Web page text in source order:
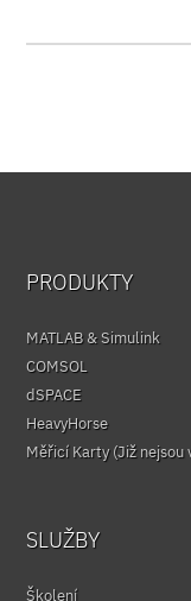
PRODUKTY
MATLAB & Simulink
COMSOL
dSPACE
HeavyHorse
Měřicí Karty (Již nejsou
SLUŽBY
Školení